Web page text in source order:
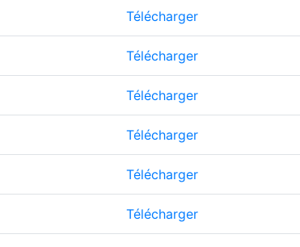
Télécharger
Télécharger
Télécharger
Télécharger
Télécharger
Télécharger